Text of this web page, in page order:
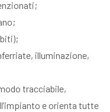
illuminazione,
tracciabile,
e orienta tutte